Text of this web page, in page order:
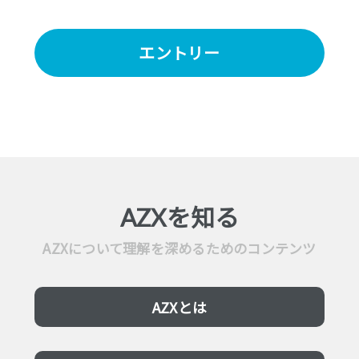
エントリー
AZXを知る
AZXについて理解を深めるためのコンテンツ
AZXとは